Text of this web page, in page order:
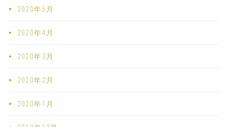
2020年5月
2020年4月
2020年3月
2020年2月
2020年1月